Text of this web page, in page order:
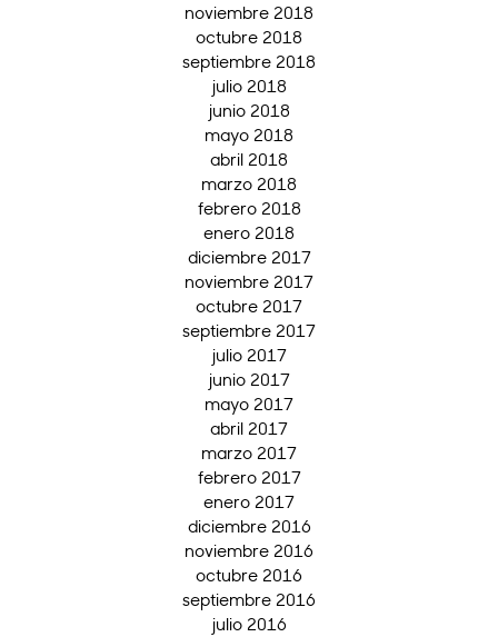
noviembre 2018
octubre 2018
septiembre 2018
julio 2018
junio 2018
mayo 2018
abril 2018
marzo 2018
febrero 2018
enero 2018
diciembre 2017
noviembre 2017
octubre 2017
septiembre 2017
julio 2017
junio 2017
mayo 2017
abril 2017
marzo 2017
febrero 2017
enero 2017
diciembre 2016
noviembre 2016
octubre 2016
septiembre 2016
julio 2016